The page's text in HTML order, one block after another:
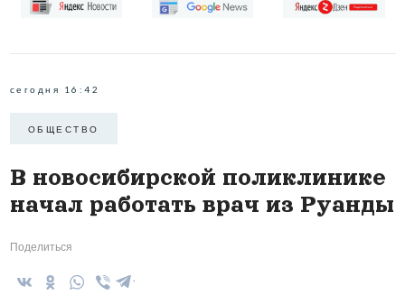
сегодня 16:42
ОБЩЕСТВО
В новосибирской поликлинике
начал работать врач из Руанды
Поделиться